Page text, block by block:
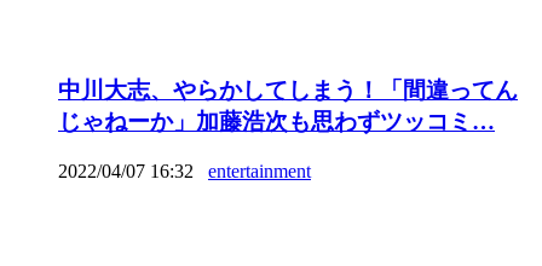
中川大志、やらかしてしまう！「間違ってん
じゃねーか」加藤浩次も思わずツッコミ…
2022/04/07 16:32 entertainment